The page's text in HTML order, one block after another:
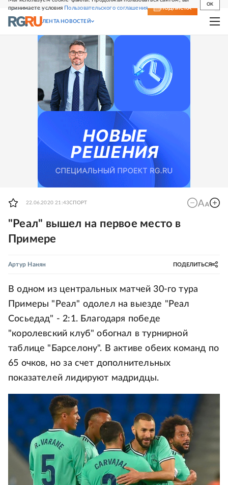
принимаете условия Пользовательского соглашения
OK
СВЕЖИЙ НОМЕР ПОДПИСКА
ЛЕНТА НОВОСТЕЙ
22.06.2020 21:43СПОРТ
"Реал" вышел на первое место в
Примере
Артур Нанян ПОДЕЛИТЬСЯ
В одном из центральных матчей 30-го тура
Примеры "Реал" одолел на выезде "Реал
Сосьедад" - 2:1. Благодаря победе
"королевский клуб" обогнал в турнирной
таблице "Барселону". В активе обеих команд по
65 очков, но за счет дополнительных
показателей лидируют мадридцы.